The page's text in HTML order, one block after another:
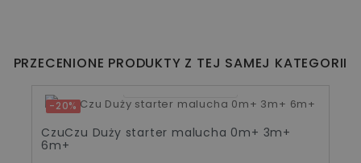
PRZECENIONE PRODUKTY Z TEJ SAMEJ KATEGORII
-20%
CzuCzu Duży starter malucha 0m+ 3m+
6m+